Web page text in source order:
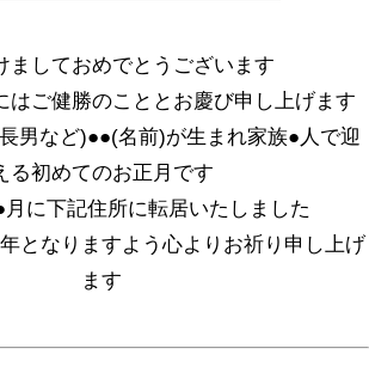
ましておめでとうございます
はご健勝のこととお慶び申し上げます
男など)●●(名前)が生まれ家族●人で迎
る初めてのお正月です
月に下記住所に転居いたしました
となりますよう心よりお祈り申し上げ
ます